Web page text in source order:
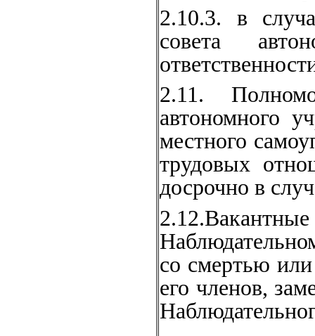
2.10.3. в
совета
2.11.
автономного
местного
трудовых
досрочно в
со смертью
его членов,